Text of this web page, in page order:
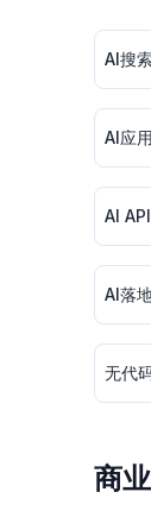
AI搜
AI应
AI
AI落
无代
商业